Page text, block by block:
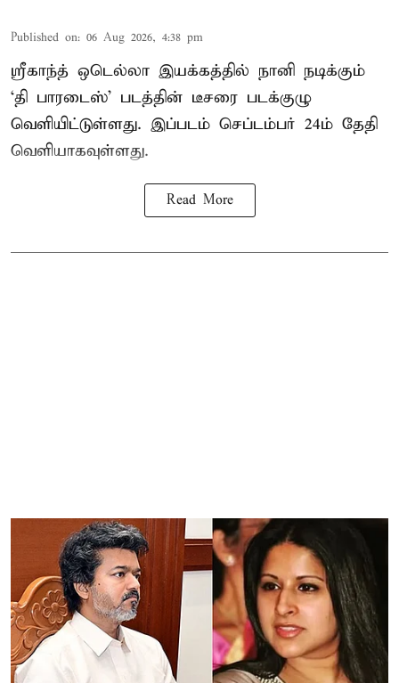
Published on: 06 Aug 2026, 4:38 pm
ஸ்ரீகாந்த் ஒடெல்லா இயக்கத்தில் நானி நடிக்கும்
‘தி பாரடைஸ்’ படத்தின் டீசரை படக்குழு
வெளியிட்டுள்ளது. இப்படம் செப்டம்பர் 24ம் தேதி
வெளியாகவுள்ளது.
Read More